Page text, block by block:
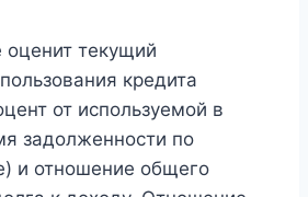
оценит текущий
кредита
от используемой в
задолженности по
и отношение общего